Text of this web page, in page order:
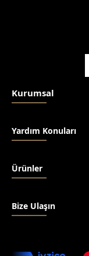
Kurumsal
Yardım Konuları
Ürünler
Bize Ulaşın